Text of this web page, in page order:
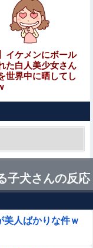
、あまりにも情け
かかった結果「全
ネットミーム出て
いんだよなあ
手のシュート
ブリーカー・ド
ムから「白人
短かったのか……
のではありませ
イケメンにボール
た白人美少女さん
世界中に晒してし
子犬さんの反応
美人ばかりな件ｗ